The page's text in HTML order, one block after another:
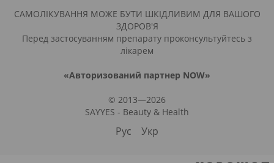
САМОЛІКУВАННЯ МОЖЕ БУТИ ШКІДЛИВИМ ДЛЯ ВАШОГО
ЗДОРОВ'Я
Перед застосуванням препарату проконсультуйтесь з
лікарем
«Авторизований партнер NOW»
© 2013—2026
SAYYES - Beauty & Health
Рус Укр